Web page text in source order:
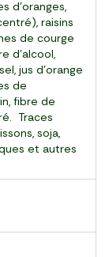
d'oranges,
raisins
de courge
d'alcool,
jus d’orange
de
fibre de
Traces
soja,
et autres